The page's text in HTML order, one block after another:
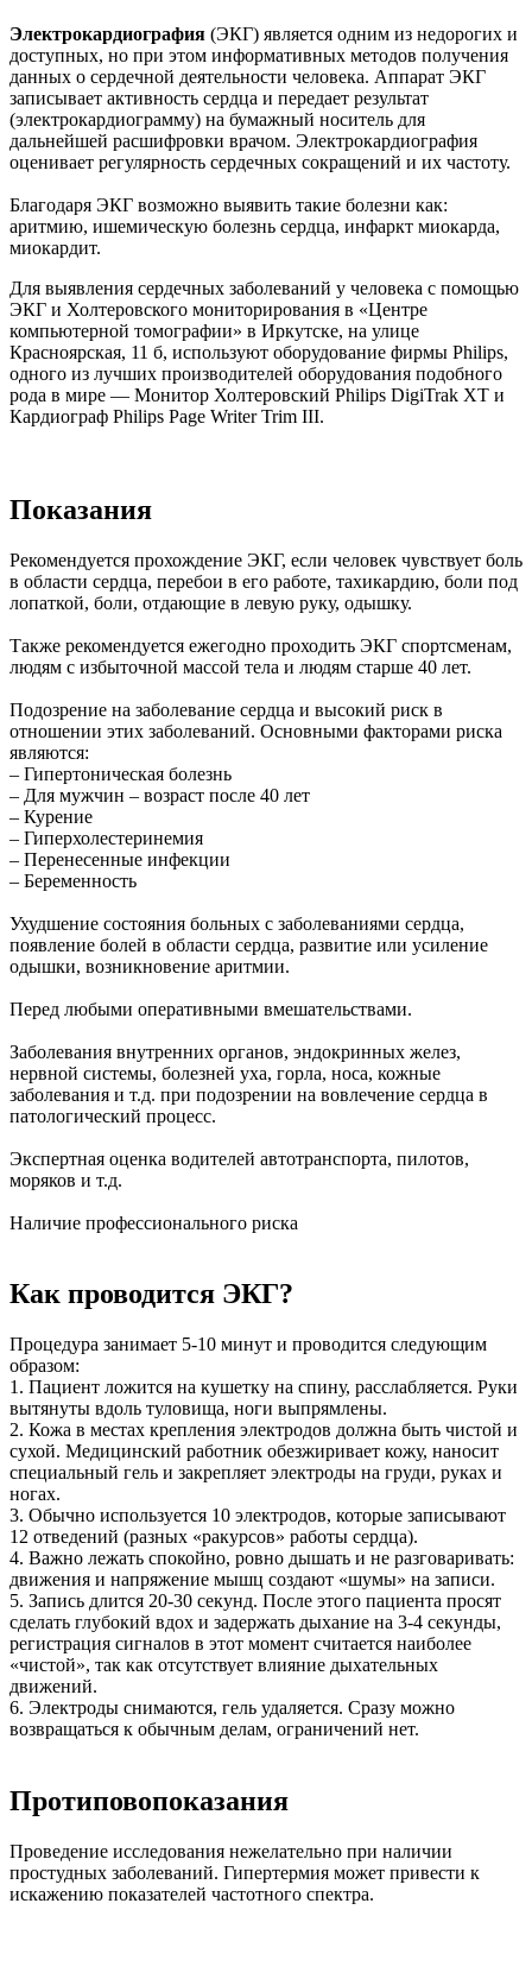
Электрокардиография (ЭКГ) является одним из недорогих и
доступных, но при этом информативных методов получения
данных о сердечной деятельности человека. Аппарат ЭКГ
записывает активность сердца и передает результат
(электрокардиограмму) на бумажный носитель для
дальнейшей расшифровки врачом. Электрокардиография
оценивает регулярность сердечных сокращений и их частоту.
Благодаря ЭКГ возможно выявить такие болезни как:
аритмию, ишемическую болезнь сердца, инфаркт миокарда,
миокардит.
Для выявления сердечных заболеваний у человека с помощью
ЭКГ и Холтеровского мониторирования в «Центре
компьютерной томографии» в Иркутске, на улице
Красноярская, 11 б, используют оборудование фирмы Philips,
одного из лучших производителей оборудования подобного
рода в мире — Монитор Холтеровский Philips DigiTrak XT и
Кардиограф Philips Page Writer Trim III.
Показания
Рекомендуется прохождение ЭКГ, если человек чувствует боль
в области сердца, перебои в его работе, тахикардию, боли под
лопаткой, боли, отдающие в левую руку, одышку.
Также рекомендуется ежегодно проходить ЭКГ спортсменам,
людям с избыточной массой тела и людям старше 40 лет.
Подозрение на заболевание сердца и высокий риск в
отношении этих заболеваний. Основными факторами риска
являются:
– Гипертоническая болезнь
– Для мужчин – возраст после 40 лет
– Курение
– Гиперхолестеринемия
– Перенесенные инфекции
– Беременность
Ухудшение состояния больных с заболеваниями сердца,
появление болей в области сердца, развитие или усиление
одышки, возникновение аритмии.
Перед любыми оперативными вмешательствами.
Заболевания внутренних органов, эндокринных желез,
нервной системы, болезней уха, горла, носа, кожные
заболевания и т.д. при подозрении на вовлечение сердца в
патологический процесс.
Экспертная оценка водителей автотранспорта, пилотов,
моряков и т.д.
Наличие профессионального риска
Как проводится ЭКГ?
Процедура занимает 5-10 минут и проводится следующим
образом:
1. Пациент ложится на кушетку на спину, расслабляется. Руки
вытянуты вдоль туловища, ноги выпрямлены.
2. Кожа в местах крепления электродов должна быть чистой и
сухой. Медицинский работник обезжиривает кожу, наносит
специальный гель и закрепляет электроды на груди, руках и
ногах.
3. Обычно используется 10 электродов, которые записывают
12 отведений (разных «ракурсов» работы сердца).
4. Важно лежать спокойно, ровно дышать и не разговаривать:
движения и напряжение мышц создают «шумы» на записи.
5. Запись длится 20-30 секунд. После этого пациента просят
сделать глубокий вдох и задержать дыхание на 3-4 секунды,
регистрация сигналов в этот момент считается наиболее
«чистой», так как отсутствует влияние дыхательных
движений.
6. Электроды снимаются, гель удаляется. Сразу можно
возвращаться к обычным делам, ограничений нет.
Протиповопоказания
Проведение исследования нежелательно при наличии
простудных заболеваний. Гипертермия может привести к
искажению показателей частотного спектра.